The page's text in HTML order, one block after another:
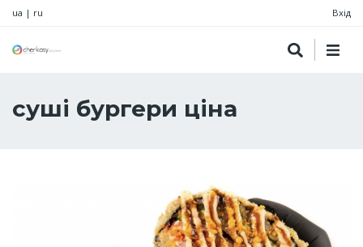
ua | ru Вхід
суші бургери ціна